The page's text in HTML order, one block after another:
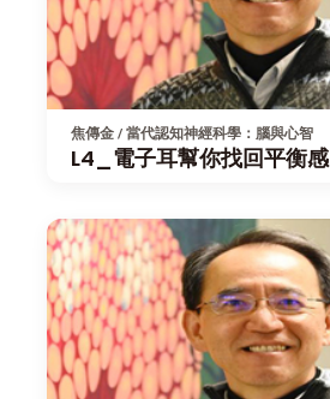
焦傳金 / 當代認知神經科學：腦與心智
L4_電子耳幫你找回平衡感